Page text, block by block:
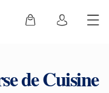
de Cuisine